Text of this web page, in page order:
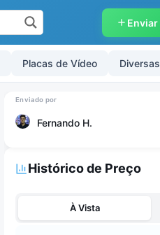
Placas de Vídeo Diversas
Fernando H.
Histórico de Preço
À Vista